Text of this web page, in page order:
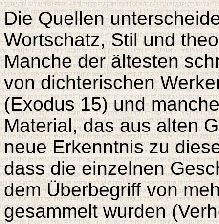
Die Quellen
Wortschatz, Stil und
Manche der ältesten
von dichterischen
(Exodus 15) und
Material, das aus alten
neue Erkenntnis zu
dass die einzelnen
dem Überbegriff von
gesammelt wurden